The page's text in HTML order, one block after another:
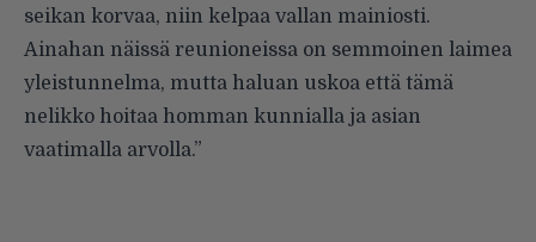
seikan korvaa, niin kelpaa vallan mainiosti.
Ainahan näissä reunioneissa on semmoinen laimea
yleistunnelma, mutta haluan uskoa että tämä
nelikko hoitaa homman kunnialla ja asian
vaatimalla arvolla.”